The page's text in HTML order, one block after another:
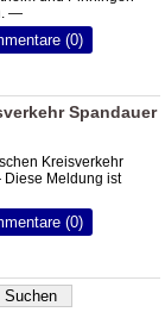
—
(0)
Spandauer
Kreisverkehr
Meldung ist
(0)